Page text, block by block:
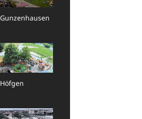
Gunzenhausen
Höfgen